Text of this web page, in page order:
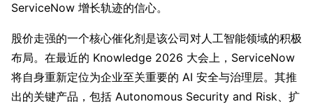
ServiceNow 增长轨迹的信心。
股价走强的一个核心催化剂是该公司对人工智能领域的积极
布局。在最近的 Knowledge 2026 大会上，ServiceNow
将自身重新定位为企业至关重要的 AI 安全与治理层。其推
出的关键产品，包括 Autonomous Security and Risk、扩